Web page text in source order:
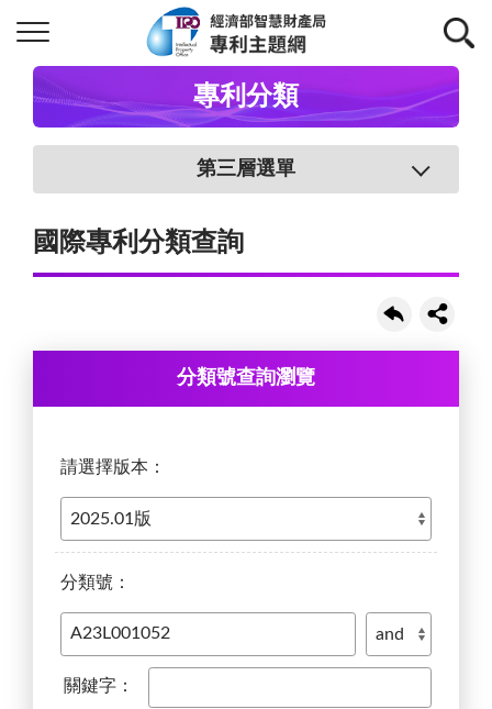
專利分類
第三層選單
國際專利分類查詢
分類號查詢瀏覽
請選擇版本：
分類號：
關鍵字：